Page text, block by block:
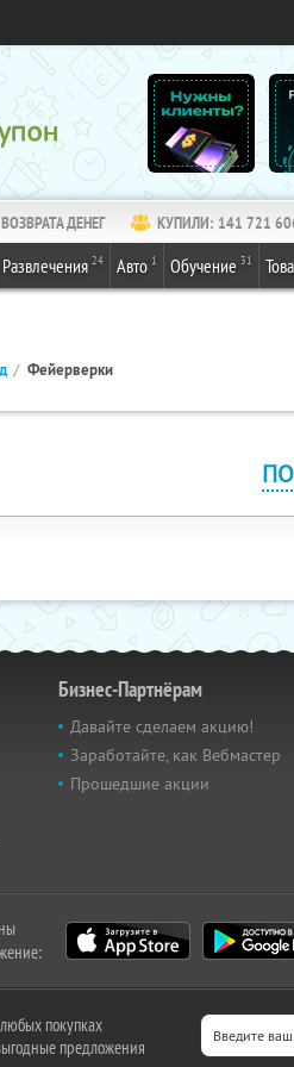
ДЕНЕГ КУПИЛИ: 141 721
Развлечения 24 Авто 1 Обучение 31
Фейерверки
Бизнес-Партнёрам
Давайте сделаем акцию!
Заработайте, как Вебмастер
Прошедшие акции
покупках
предложения